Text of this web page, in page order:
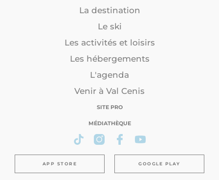
La destination
Le ski
Les activités et loisirs
Les hébergements
L'agenda
Venir à Val Cenis
SITE PRO
MÉDIATHÈQUE
APP STORE GOOGLE PLAY